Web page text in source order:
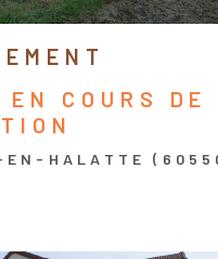
EN COURS DE
EN-HALATTE